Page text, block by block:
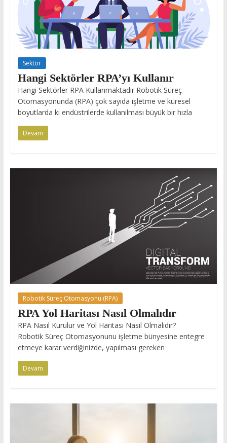
Sektör
Hangi Sektörler RPA’yı Kullanır
Hangi Sektörler RPA Kullanmaktadır Robotik Süreç
Otomasyonunda (RPA) çok sayıda işletme ve küresel
boyutlarda ki endüstrilerde kullanılması büyük bir hızla
Devam
Robotik Süreç Otomasyonu (RPA)
RPA Yol Haritası Nasıl Olmalıdır
RPA Nasıl Kurulur ve Yol Haritası Nasıl Olmalıdır?
Robotik Süreç Otomasyonunu işletme bünyesine entegre
etmeye karar verdiğinizde, yapılması gereken
Devam